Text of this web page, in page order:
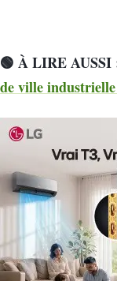
🟢 À LIRE AUSSI
de ville